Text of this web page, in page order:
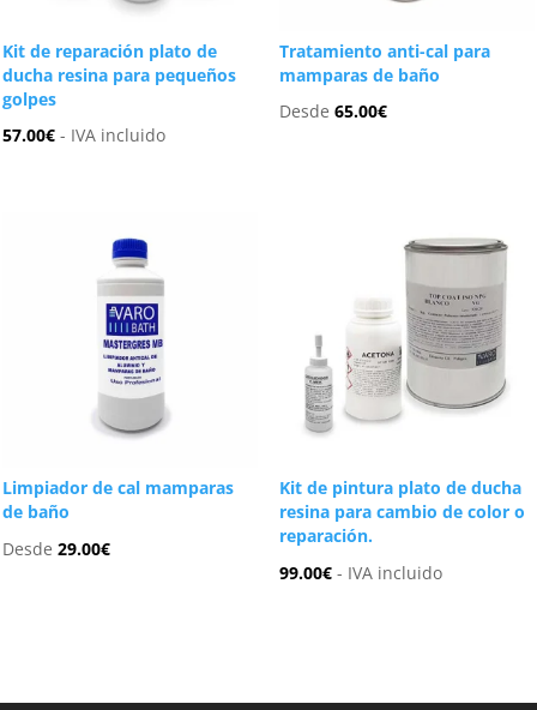
Kit de reparación plato de
ducha resina para pequeños
golpes
57.00€ - IVA incluido
Tratamiento anti-cal para
mamparas de baño
Desde 65.00€
Limpiador de cal mamparas
de baño
Desde29.00€
Kit de pintura plato de ducha
resina para cambio de color o
reparación.
99.00€ - IVA incluido